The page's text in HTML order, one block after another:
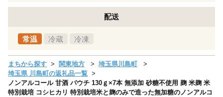
配送
常温 冷蔵 冷凍
まちから探す 関東地方
埼玉県川島町
埼玉県 川島町の返礼品一覧
ノンアルコール 甘酒 パウチ 130ｇ×7本 無添加 砂糖不使用 麹 米麹 米
特別栽培 コシヒカリ 特別栽培米と麹のみで造った無加糖のノンアルコ